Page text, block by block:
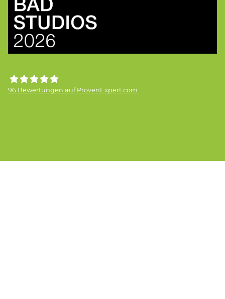
96 Bewertungen auf ProvenExpert.com